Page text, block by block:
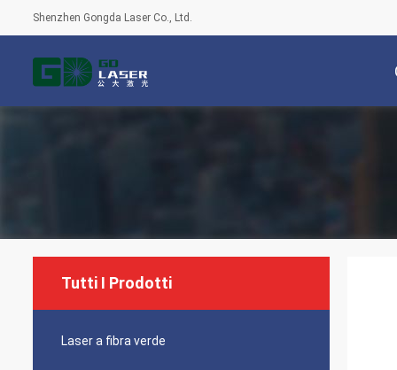
Shenzhen Gongda Laser Co., Ltd.
Tutti I Prodotti
Laser a fibra verde